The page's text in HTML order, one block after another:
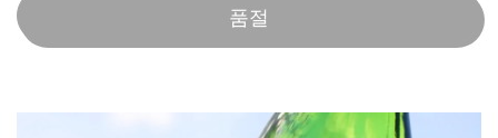
품절